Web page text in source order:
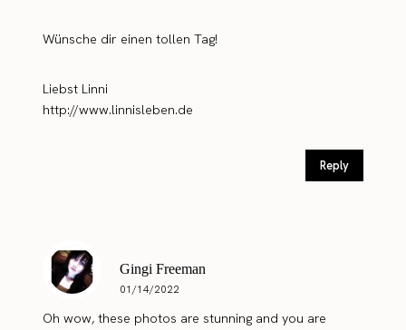
Wünsche dir einen tollen Tag!
Liebst Linni
http://www.linnisleben.de
Reply
Gingi Freeman
01/14/2022
Oh wow, these photos are stunning and you are